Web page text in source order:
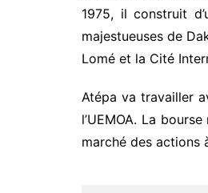
1975, il construit
majestueuses de
Lomé et la Cité
Atépa va travailler
l’UEMOA. La
marché des actions